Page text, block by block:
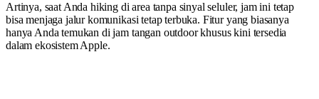
Artinya, saat Anda hiking di area tanpa sinyal seluler, jam ini tetap
bisa menjaga jalur komunikasi tetap terbuka. Fitur yang biasanya
hanya Anda temukan di jam tangan outdoor khusus kini tersedia
dalam ekosistem Apple.